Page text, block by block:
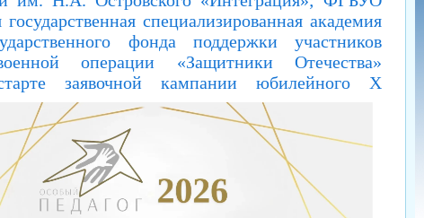
специализированная академия
фонда поддержки участников
операции «Защитники Отечества»
заявочной кампании юбилейного X